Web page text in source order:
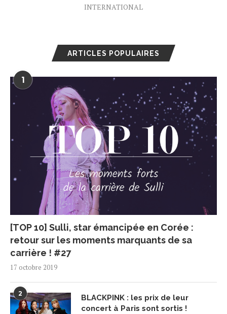
INTERNATIONAL
ARTICLES POPULAIRES
1
[TOP 10] Sulli, star émancipée en Corée :
retour sur les moments marquants de sa
carrière ! #27
17 octobre 2019
2
BLACKPINK : les prix de leur
concert à Paris sont sortis !